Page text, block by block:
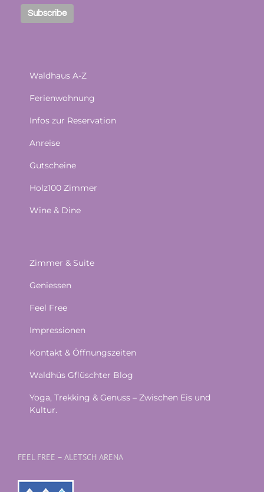
Waldhaus A-Z
Ferienwohnung
Infos zur Reservation
Anreise
Gutscheine
Holz100 Zimmer
Wine & Dine
Zimmer & Suite
Geniessen
Feel Free
Impressionen
Kontakt & Öffnungszeiten
Waldhüs Gflüschter Blog
Yoga, Trekking & Genuss – Zwischen Eis und
Kultur.
FEEL FREE – ALETSCH ARENA